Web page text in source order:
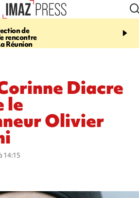
de
rencontre
Réunion
15:03
Vaste feu
l'ouest du pays, 20.000
Diacre
le
Olivier
14:15